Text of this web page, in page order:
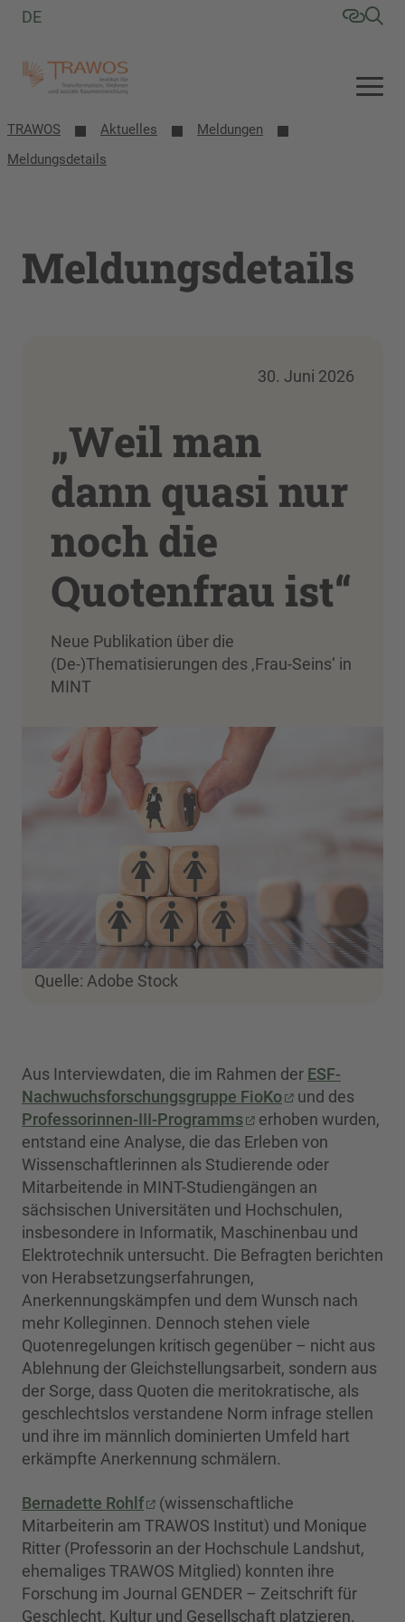
DE
TRAWOS Aktuelles
Meldungen
Meldungsdetails
Meldungsdetails
30. Juni 2026
„Weil man
dann quasi nur
noch die
Quotenfrau ist“
Neue Publikation über die
(De-)Thematisierungen des ‚Frau-Seins‘ in
MINT
Quelle: Adobe Stock
Aus Interviewdaten, die im Rahmen der ESF-
Nachwuchsforschungsgruppe FioKo
und des
Professorinnen-III-Programms
erhoben wurden,
entstand eine Analyse, die das Erleben von
Wissenschaftlerinnen als Studierende oder
Mitarbeitende in MINT-Studiengängen an
sächsischen Universitäten und Hochschulen,
insbesondere in Informatik, Maschinenbau und
Elektrotechnik untersucht. Die Befragten berichten
von Herabsetzungserfahrungen,
Anerkennungskämpfen und dem Wunsch nach
mehr Kolleginnen. Dennoch stehen viele
Quotenregelungen kritisch gegenüber – nicht aus
Ablehnung der Gleichstellungsarbeit, sondern aus
der Sorge, dass Quoten die meritokratische, als
geschlechtslos verstandene Norm infrage stellen
und ihre im männlich dominierten Umfeld hart
erkämpfte Anerkennung schmälern.
Bernadette Rohlf
(wissenschaftliche
Mitarbeiterin am TRAWOS Institut) und Monique
Ritter (Professorin an der Hochschule Landshut,
ehemaliges TRAWOS Mitglied) konnten ihre
Forschung im Journal GENDER – Zeitschrift für
Geschlecht, Kultur und Gesellschaft platzieren.